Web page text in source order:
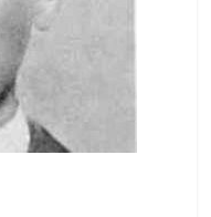
ty
Comments Off